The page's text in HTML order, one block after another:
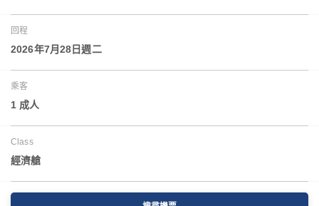
回程
2026年7月28日週二
乘客
1 成人
Class
經濟艙